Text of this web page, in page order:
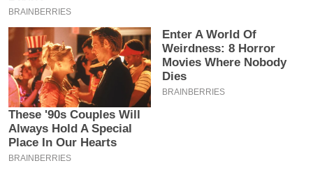
-
र
मि
सा
ल